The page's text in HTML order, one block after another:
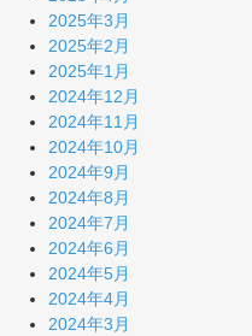
2025年3月
2025年2月
2025年1月
2024年12月
2024年11月
2024年10月
2024年9月
2024年8月
2024年7月
2024年6月
2024年5月
2024年4月
2024年3月